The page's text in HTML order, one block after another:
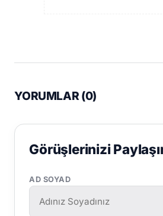
YORUMLAR (0)
Görüşlerinizi
AD SOYAD